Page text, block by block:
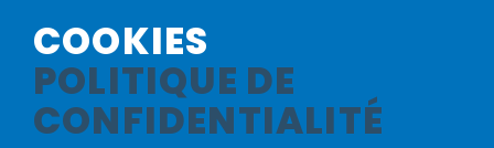
COOKIES
POLITIQUE DE
CONFIDENTIALITÉ